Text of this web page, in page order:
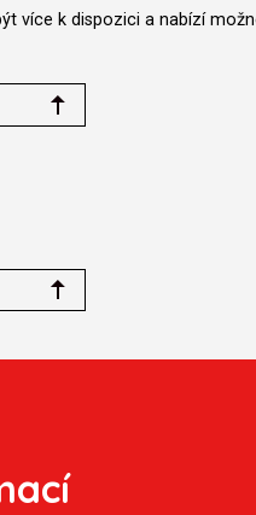
více k dispozici a nabízí